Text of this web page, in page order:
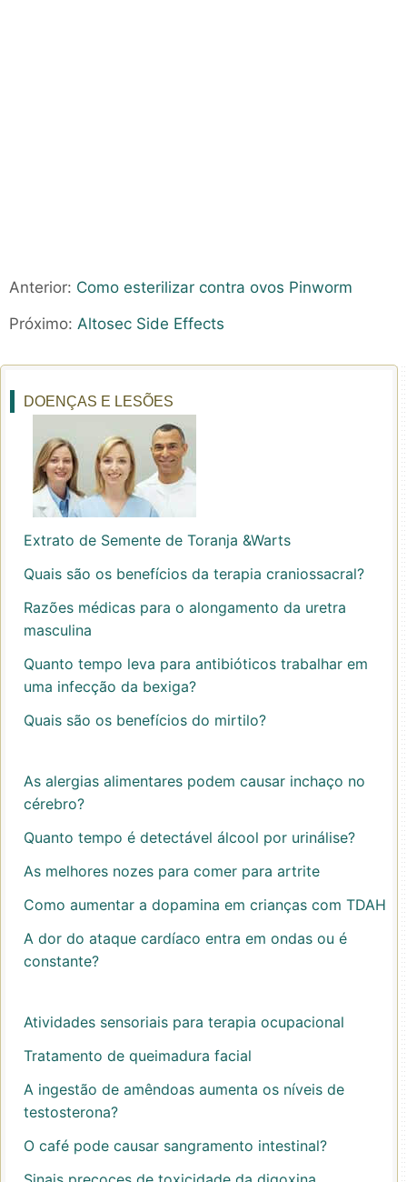
Anterior: Como esterilizar contra ovos Pinworm
Próximo: Altosec Side Effects
DOENÇAS E LESÕES
Extrato de Semente de Toranja &Warts
Quais são os benefícios da terapia craniossacral?
Razões médicas para o alongamento da uretra
masculina
Quanto tempo leva para antibióticos trabalhar em
uma infecção da bexiga?
Quais são os benefícios do mirtilo?
As alergias alimentares podem causar inchaço no
cérebro?
Quanto tempo é detectável álcool por urinálise?
As melhores nozes para comer para artrite
Como aumentar a dopamina em crianças com TDAH
A dor do ataque cardíaco entra em ondas ou é
constante?
Atividades sensoriais para terapia ocupacional
Tratamento de queimadura facial
A ingestão de amêndoas aumenta os níveis de
testosterona?
O café pode causar sangramento intestinal?